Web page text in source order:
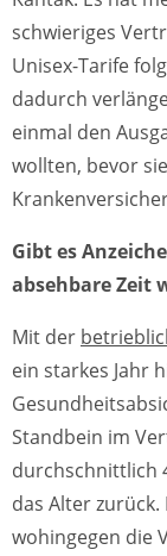
schwieriges
Unisex-Tarife
dadurch
einmal den
wollten, bevor
Gibt es
absehbare Zeit
Mit der
ein starkes Jahr
Standbein im
durchschnittlich
das Alter zurück.
wohingegen die